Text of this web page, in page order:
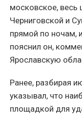
московское, весь
Черниговской и
прямой по ночам,
пояснил он,
Ярославскую
Ранее, разбирая
указывал, что
площадкой для